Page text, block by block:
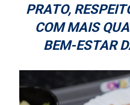
PRATO,
COM MAIS
BEM-ESTAR